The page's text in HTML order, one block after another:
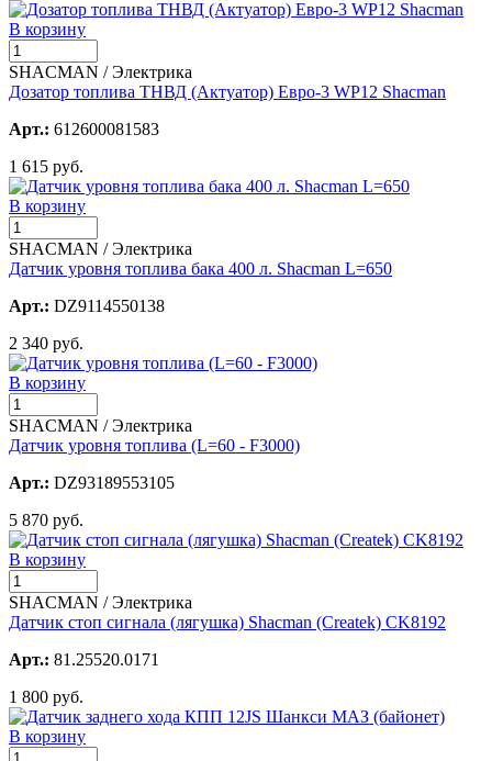
В корзину
SHACMAN / Электрика
Дозатор топлива ТНВД (Актуатор) Евро-3 WP12 Shacman
Арт.: 612600081583
1 615 руб.
В корзину
SHACMAN / Электрика
Датчик уровня топлива бака 400 л. Shacman L=650
Арт.: DZ9114550138
2 340 руб.
В корзину
SHACMAN / Электрика
Датчик уровня топлива (L=60 - F3000)
Арт.: DZ93189553105
5 870 руб.
В корзину
SHACMAN / Электрика
Датчик стоп сигнала (лягушка) Shacman (Createk) CK8192
Арт.: 81.25520.0171
1 800 руб.
В корзину